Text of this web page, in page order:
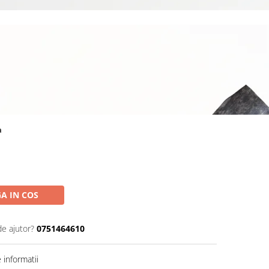
IN COS
ajutor? 0751464610
informatii